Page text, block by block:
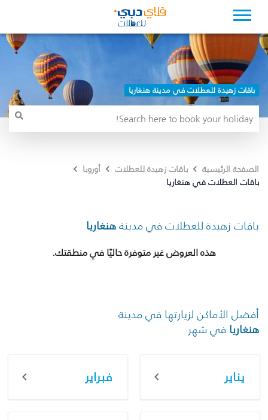
باقات زهيدة للعطلات في مدينة هنغاريا
الصفحة الرئيسية باقات زهيدة للعطلات
أوروبا
باقات العطلات في هنغاريا
باقات زهيدة للعطلات في مدينةهنغاريا
هذه العروض غير متوفرة حاليًا في منطقتك.
أفضل الأماكن لزيارتها في مدينة
هنغاريا في شهر
يناير فبراير